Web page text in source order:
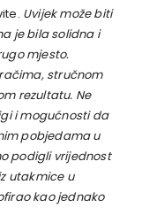
Uvijek može biti
je bila solidna i
mjesto.
stručnom
rezultatu. Ne
i mogućnosti da
pobjedama u
podigli vrijednost
utakmice u
kao jednako